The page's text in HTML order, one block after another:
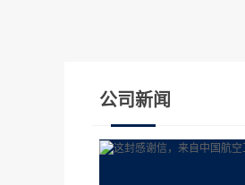
公司新闻